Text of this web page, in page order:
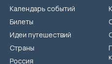
Календарь событий
Билеты
Идеи путешествий
Страны
Россия